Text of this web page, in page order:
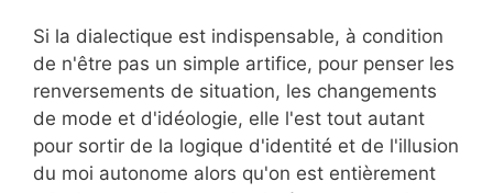
Si la dialectique est indispensable, à condition
de n'être pas un simple artifice, pour penser les
renversements de situation, les changements
de mode et d'idéologie, elle l'est tout autant
pour sortir de la logique d'identité et de l'illusion
du moi autonome alors qu'on est entièrement